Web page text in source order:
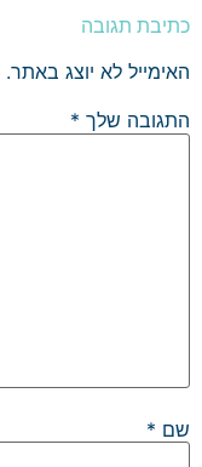
כתיבת תגובה
האימייל לא יוצג באתר.
התגובה שלך *
שם *